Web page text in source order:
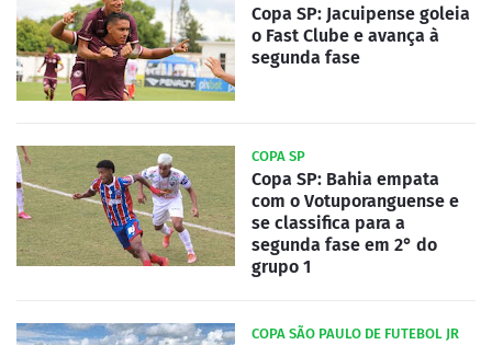
Copa SP: Jacuipense goleia
o Fast Clube e avança à
segunda fase
COPA SP
Copa SP: Bahia empata
com o Votuporanguense e
se classifica para a
segunda fase em 2° do
grupo 1
COPA SÃO PAULO DE FUTEBOL JR